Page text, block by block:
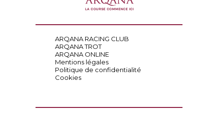
ARQANA RACING CLUB
ARQANA TROT
ARQANA ONLINE
Mentions légales
Politique de confidentialité
Cookies